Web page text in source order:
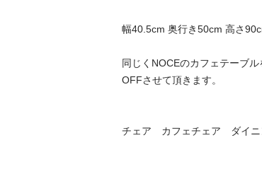
幅40.5cm 奥行き50cm 高さ
同じくNOCEのカフェテーブ
OFFさせて頂きます。
チェア　カフェチェア　ダイ